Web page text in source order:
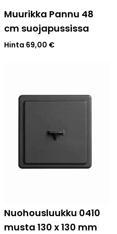
Muurikka Pannu 48
cm suojapussissa
Hinta 69,00 €
Nuohousluukku 0410
musta 130 x 130 mm